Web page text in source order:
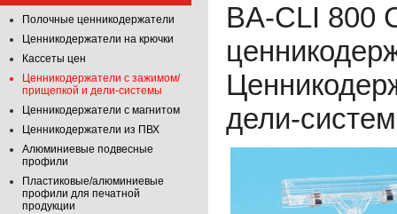
Полочные ценникодержатели
Ценникодержатели на крючки
Кассеты цен
Ценникодержатели с зажимом/
прищепкой и дели-системы
Ценникодержатели с магнитом
Ценникодержатели из ПВХ
Алюминиевые подвесные
профили
Пластиковые/алюминиевые
профили для печатной
продукции
BA-CLI 800
дели-